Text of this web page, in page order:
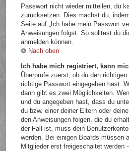
Passwort nicht wieder mitteilen, du
zurücksetzen. Dies machst du,
Seite auf „Ich habe mein Passwort
Anweisungen folgst. So solltest du
anmelden können.
Nach oben
Ich habe mich registriert, kann
Überprüfe zuerst, ob du den
richtige Passwort eingegeben hast.
dann gibt es zwei Möglichkeiten.
und du angegeben hast, dass du
du bzw. einer deiner Eltern oder
den Anweisungen folgen, die du
der Fall ist, muss dein
werden. Bei einigen Boards müssen
Mitglieder erst freigeschaltet werden